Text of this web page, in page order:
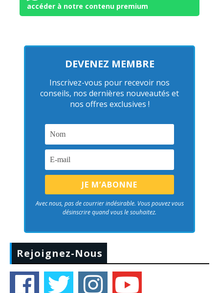
accéder à notre contenu premium
DEVENEZ MEMBRE
Inscrivez-vous pour recevoir nos
conseils, nos dernières nouveautés et
nos offres exclusives !
Avec nous, pas de courrier indésirable. Vous pouvez vous
désinscrire quand vous le souhaitez.
Rejoignez-Nous